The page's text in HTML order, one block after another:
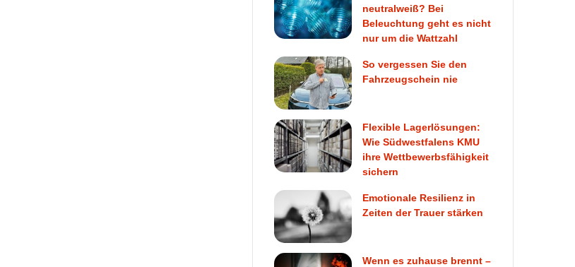
neutralweiß? Bei
Beleuchtung geht es nicht
nur um die Wattzahl
So vergessen Sie den
Fahrzeugschein nie
Flexible Lagerlösungen:
Wie Südwestfalens KMU
ihre Wettbewerbsfähigkeit
sichern
Emotionale Resilienz in
Zeiten der Trauer stärken
Wenn es zuhause brennt –